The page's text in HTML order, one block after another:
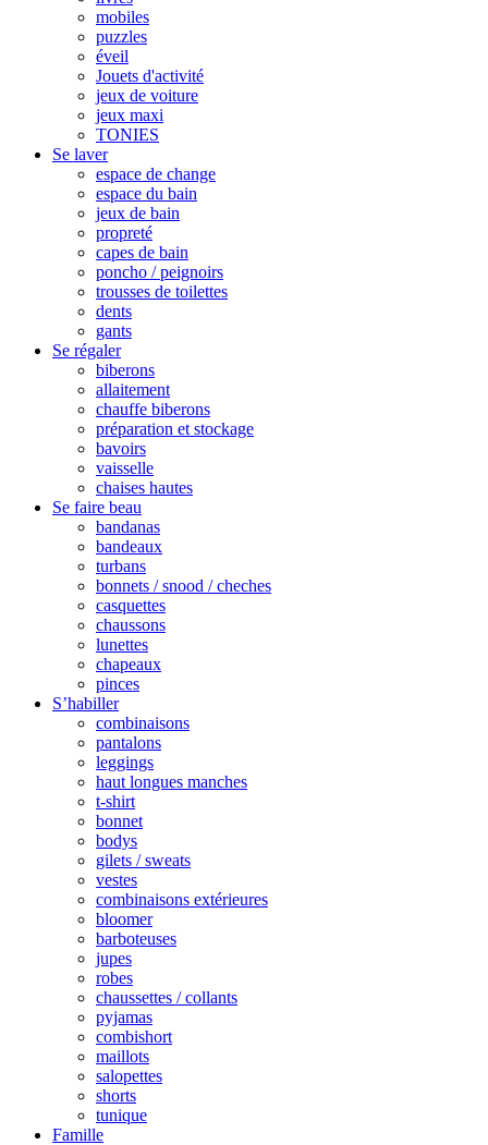
mobiles
puzzles
éveil
Jouets d'activité
jeux de voiture
jeux maxi
TONIES
Se laver
espace de change
espace du bain
jeux de bain
propreté
capes de bain
poncho / peignoirs
trousses de toilettes
dents
gants
Se régaler
biberons
allaitement
chauffe biberons
préparation et stockage
bavoirs
vaisselle
chaises hautes
Se faire beau
bandanas
bandeaux
turbans
bonnets / snood / cheches
casquettes
chaussons
lunettes
chapeaux
pinces
S’habiller
combinaisons
pantalons
leggings
haut longues manches
t-shirt
bonnet
bodys
gilets / sweats
vestes
combinaisons extérieures
bloomer
barboteuses
jupes
robes
chaussettes / collants
pyjamas
combishort
maillots
salopettes
shorts
tunique
Famille